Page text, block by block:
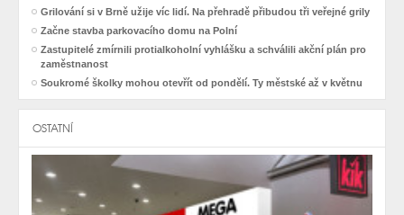
Grilování si v Brně užije víc lidí. Na přehradě přibudou tři veřejné grily
Začne stavba parkovacího domu na Polní
Zastupitelé zmírnili protialkoholní vyhlášku a schválili akční plán pro
zaměstnanost
Soukromé školky mohou otevřít od pondělí. Ty městské až v květnu
OSTATNÍ